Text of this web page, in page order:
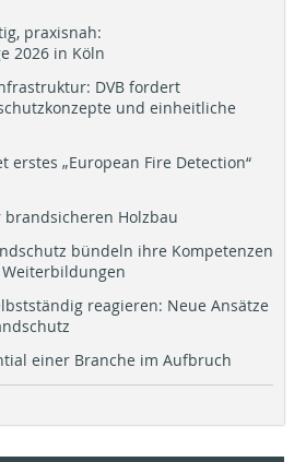
praxisnah:
2026 in Köln
DVB fordert
und einheitliche
erstes „European Fire Detection“
Holzbau
bündeln ihre Kompetenzen
reagieren: Neue Ansätze
einer Branche im Aufbruch